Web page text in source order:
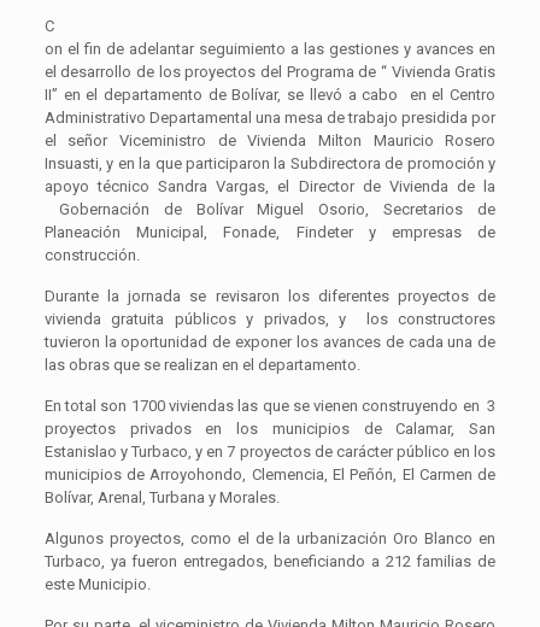
C
on el fin de adelantar seguimiento a las gestiones y avances en
el desarrollo de los proyectos del Programa de “ Vivienda Gratis
II” en el departamento de Bolívar, se llevó a cabo en el Centro
Administrativo Departamental una mesa de trabajo presidida por
el señor Viceministro de Vivienda Milton Mauricio Rosero
Insuasti, y en la que participaron la Subdirectora de promoción y
apoyo técnico Sandra Vargas, el Director de Vivienda de la
Gobernación de Bolívar Miguel Osorio, Secretarios de
Planeación Municipal, Fonade, Findeter y empresas de
construcción.
Durante la jornada se revisaron los diferentes proyectos de
vivienda gratuita públicos y privados, y los constructores
tuvieron la oportunidad de exponer los avances de cada una de
las obras que se realizan en el departamento.
En total son 1700 viviendas las que se vienen construyendo en 3
proyectos privados en los municipios de Calamar, San
Estanislao y Turbaco, y en 7 proyectos de carácter público en los
municipios de Arroyohondo, Clemencia, El Peñón, El Carmen de
Bolívar, Arenal, Turbana y Morales.
Algunos proyectos, como el de la urbanización Oro Blanco en
Turbaco, ya fueron entregados, beneficiando a 212 familias de
este Municipio.